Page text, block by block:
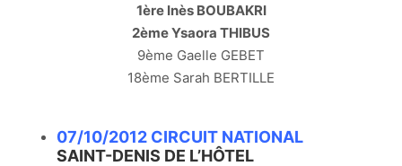
1ère Inès BOUBAKRI
2ème Ysaora THIBUS
9ème Gaelle GEBET
18ème Sarah BERTILLE
07/10/2012 CIRCUIT NATIONAL
SAINT-DENIS DE L’HÔTEL